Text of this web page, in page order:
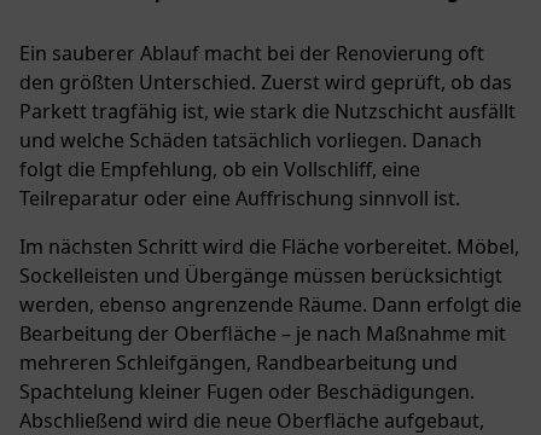
Ein sauberer Ablauf macht bei der Renovierung oft
den größten Unterschied. Zuerst wird geprüft, ob das
Parkett tragfähig ist, wie stark die Nutzschicht ausfällt
und welche Schäden tatsächlich vorliegen. Danach
folgt die Empfehlung, ob ein Vollschliff, eine
Teilreparatur oder eine Auffrischung sinnvoll ist.
Im nächsten Schritt wird die Fläche vorbereitet. Möbel,
Sockelleisten und Übergänge müssen berücksichtigt
werden, ebenso angrenzende Räume. Dann erfolgt die
Bearbeitung der Oberfläche – je nach Maßnahme mit
mehreren Schleifgängen, Randbearbeitung und
Spachtelung kleiner Fugen oder Beschädigungen.
Abschließend wird die neue Oberfläche aufgebaut,